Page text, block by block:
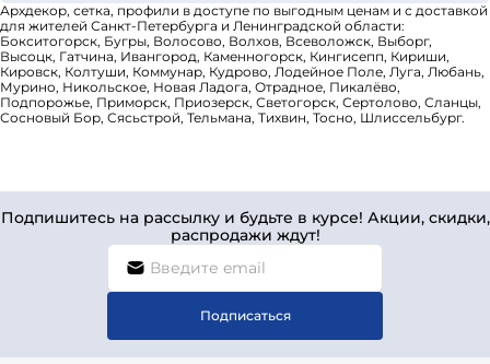
Архдекор, сетка, профили в доступе по выгодным ценам и с доставкой
для жителей Санкт-Петербурга и Ленинградской области:
Бокситогорск, Бугры, Волосово, Волхов, Всеволожск, Выборг,
Высоцк, Гатчина, Ивангород, Каменногорск, Кингисепп, Кириши,
Кировск, Колтуши, Коммунар, Кудрово, Лодейное Поле, Луга, Любань,
Мурино, Никольское, Новая Ладога, Отрадное, Пикалёво,
Подпорожье, Приморск, Приозерск, Светогорск, Сертолово, Сланцы,
Сосновый Бор, Сясьстрой, Тельмана, Тихвин, Тосно, Шлиссельбург.
Подпишитесь на рассылку и будьте в курсе! Акции, скидки,
распродажи ждут!
Подписаться